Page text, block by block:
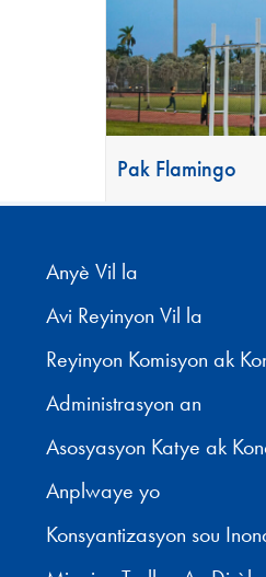
Pak Flamingo
Anyè Vil la
Avi Reyinyon Vil la
Reyinyon Komisyon ak
Administrasyon an
Asosyasyon Katye ak
Anplwaye yo
Konsyantizasyon sou